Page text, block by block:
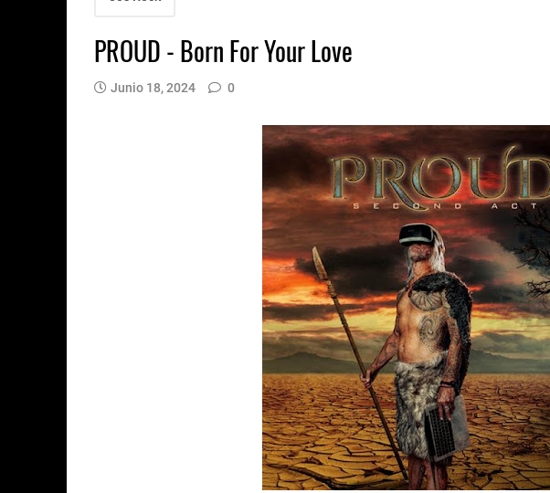
PROUD - Born For Your Love
Junio 18, 2024 0